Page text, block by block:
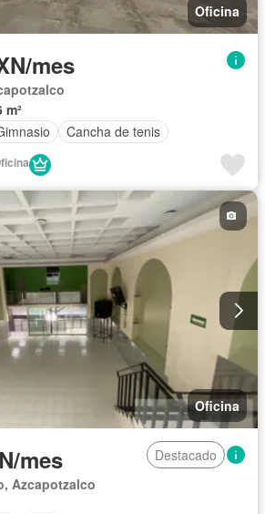
Oficina
mes
m²
Cancha de tenis
Oficina
mes
Destacado
Azcapotzalco